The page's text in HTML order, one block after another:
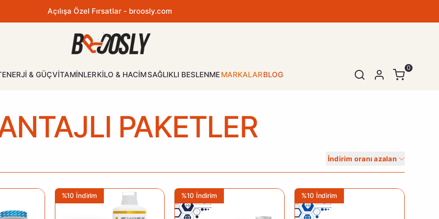
Açılışa Özel Fırsatlar - broosly.com
ENERJİ & GÜÇVİTAMİNLERKİLO & HACİMSAĞLIKLI BESLENME MARKALARBLOG
0
Alışverişe Başla
PAKETLER
İndirim oranı azalan
%10 İndirim %10 İndirim %10 İndirim